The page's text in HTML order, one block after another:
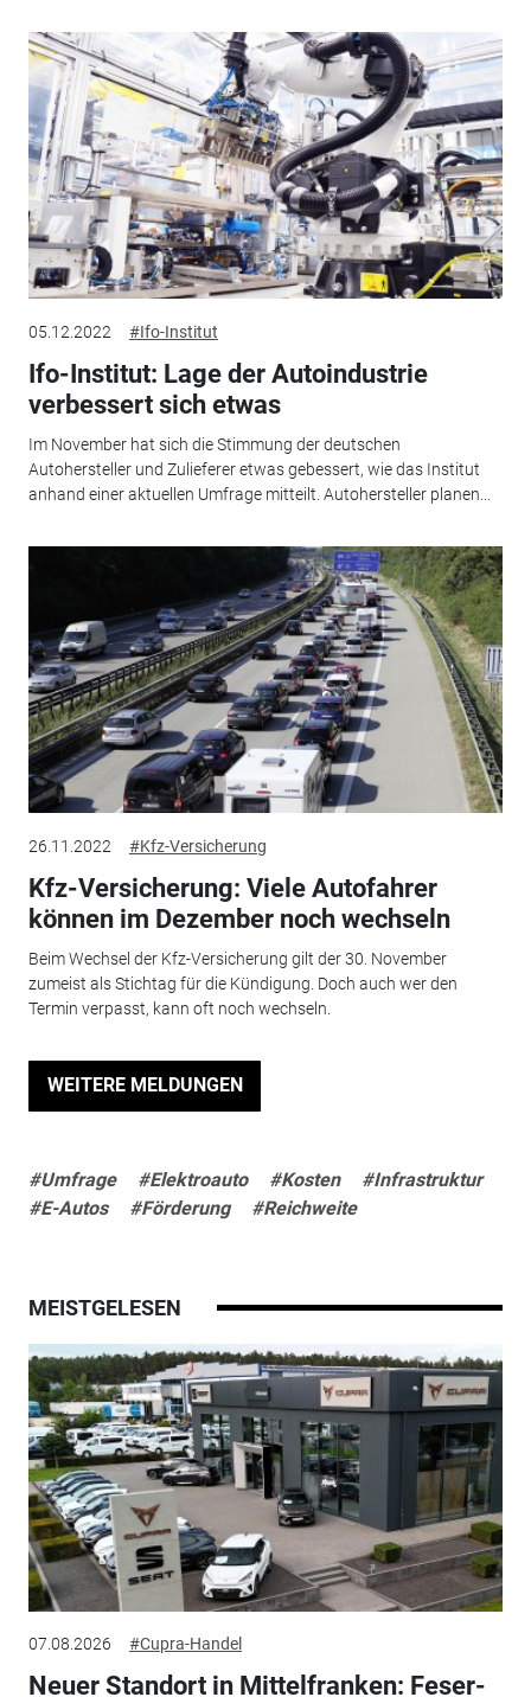
05.12.2022 #Ifo-Institut
Ifo-Institut: Lage der Autoindustrie
verbessert sich etwas
Im November hat sich die Stimmung der deutschen
Autohersteller und Zulieferer etwas gebessert, wie das Institut
anhand einer aktuellen Umfrage mitteilt. Autohersteller planen...
26.11.2022 #Kfz-Versicherung
Kfz-Versicherung: Viele Autofahrer
können im Dezember noch wechseln
Beim Wechsel der Kfz-Versicherung gilt der 30. November
zumeist als Stichtag für die Kündigung. Doch auch wer den
Termin verpasst, kann oft noch wechseln.
WEITERE MELDUNGEN
#Umfrage #Elektroauto #Kosten
#Infrastruktur
#E-Autos
#Förderung #Reichweite
MEISTGELESEN
07.08.2026 #Cupra-Handel
Neuer Standort in Mittelfranken: Feser-